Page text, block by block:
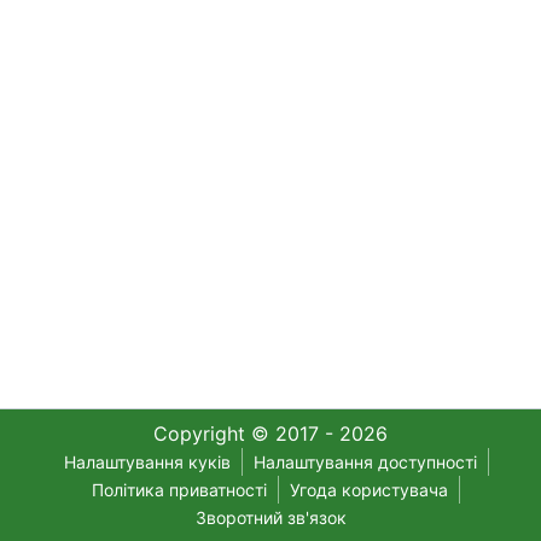
Copyright © 2017 - 2026
Налаштування куків
Налаштування доступності
Політика приватності
Угода користувача
Зворотний зв'язок